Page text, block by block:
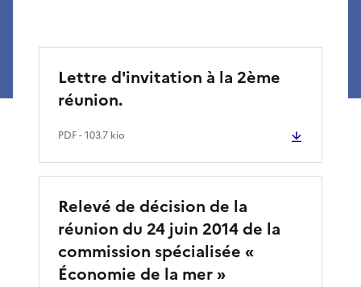
Lettre d'invitation à la 2ème
réunion.
PDF- 103.7 kio
Relevé de décision de la
réunion du 24 juin 2014 de la
commission spécialisée «
Économie de la mer »